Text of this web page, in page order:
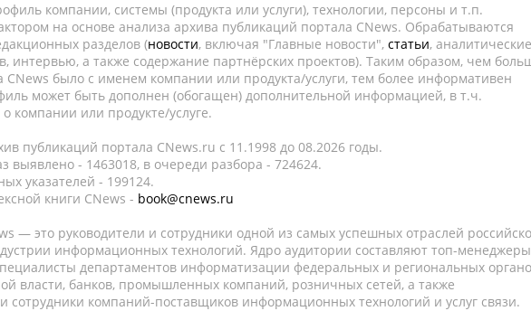
компании, системы (продукта или услуги), технологии, персоны и т.п.
на основе анализа архива публикаций портала CNews. Обрабатываются
разделов (новости, включая "Главные новости", статьи, аналитические
интервью, а также содержание партнёрских проектов). Таким образом, чем
CNews было с именем компании или продукта/услуги, тем более информативен
может быть дополнен (обогащен) дополнительной информацией, в т.ч.
компании или продукте/услуге.
публикаций портала CNews.ru c 11.1998 до 08.2026 годы.
выявлено - 1463018, в очереди разбора - 724624.
указателей - 199124.
книги CNews - book@cnews.ru
— это руководители и сотрудники одной из самых успешных отраслей
информационных технологий. Ядро аудитории составляют топ-
департаментов информатизации федеральных и региональных
власти, банков, промышленных компаний, розничных сетей, а также
сотрудники компаний-поставщиков информационных технологий и услуг связи.